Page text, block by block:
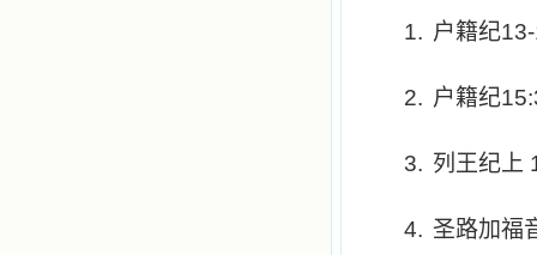
1. 户籍纪
2. 户籍纪
3. 列王纪上
4. 圣路加福